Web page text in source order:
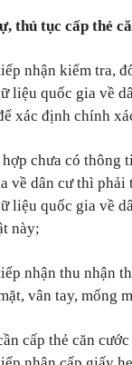
thủ tục cấp thẻ
nhận kiểm tra,
liệu quốc gia về
xác định chính
chưa có thông
về dân cư thì
liệu quốc gia về
này;
nhận thu nhận
vân tay, mống
cấp thẻ căn